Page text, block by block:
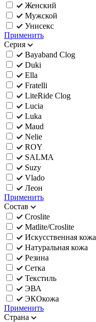
Женский
Мужской
Унисекс
Применить
Серия
Bayaband Clog
Duki
Ella
Fratelli
LiteRide Clog
Lucia
Luka
Maud
Nelie
ROY
SALMA
Suzy
Vlado
Леон
Применить
Состав
Croslite
Matlite/Croslite
Искусственная кожа
Натуральная кожа
Резина
Сетка
Текстиль
ЭВА
ЭКОкожа
Применить
Страна